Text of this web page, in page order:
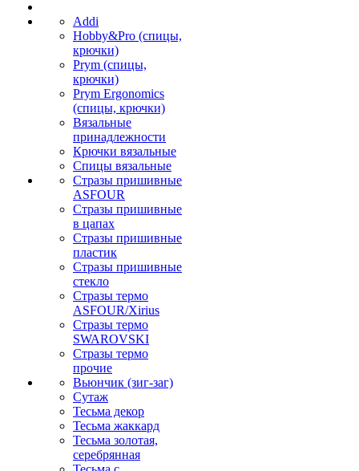
Addi
Hobby&Pro (спицы,
крючки)
Prym (спицы,
крючки)
Prym Ergonomics
(спицы, крючки)
Вязальные
принадлежности
Крючки вязальные
Спицы вязальные
Стразы пришивные
ASFOUR
Стразы пришивные
в цапах
Стразы пришивные
пластик
Стразы пришивные
стекло
Стразы термо
ASFOUR/Xirius
Стразы термо
SWAROVSKI
Стразы термо
прочие
Вьюнчик (зиг-заг)
Сутаж
Тесьма декор
Тесьма жаккард
Тесьма золотая,
серебрянная